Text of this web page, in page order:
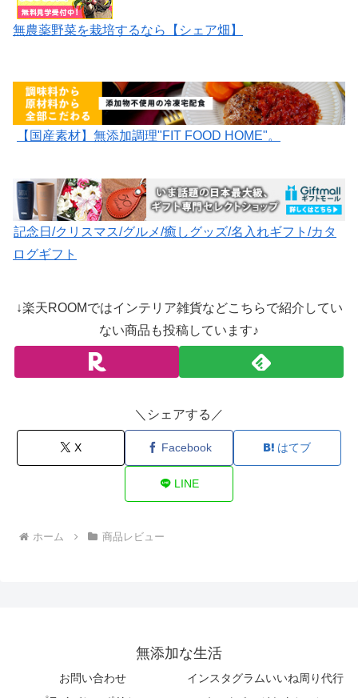
無農薬野菜を栽培するなら【シェア畑】
【国産素材】無添加調理"FIT FOOD HOME"。
記念日/クリスマス/グルメ/癒しグッズ/名入れギフト/カタ
ログギフト
↓楽天ROOMではインテリア雑貨などこちらで紹介してい
ない商品も投稿しています♪
＼シェアする／
X Facebook はてブ
LINE
ホーム 商品レビュー
無添加な生活
お問い合わせ
インスタグラムいいね周り代行